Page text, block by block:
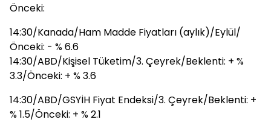
Önceki:
14:30/Kanada/Ham Madde Fiyatları (aylık)/Eylül/
Önceki: - % 6.6
14:30/ABD/Kişisel Tüketim/3. Çeyrek/Beklenti: + %
3.3/Önceki: + % 3.6
14:30/ABD/GSYİH Fiyat Endeksi/3. Çeyrek/Beklenti: +
% 1.5/Önceki: + % 2.1